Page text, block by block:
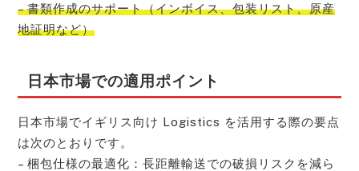
– 書類作成のサポート（インボイス、包装リスト、原産
地証明など）
日本市場での適用ポイント
日本市場でイギリス向け Logistics を活用する際の要点
は次のとおりです。
– 梱包仕様の最適化：長距離輸送での破損リスクを減ら